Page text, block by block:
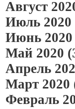
Август
Июль 2020
Июнь 2020
Май 2020
Апрель
Март 2020
Февраль